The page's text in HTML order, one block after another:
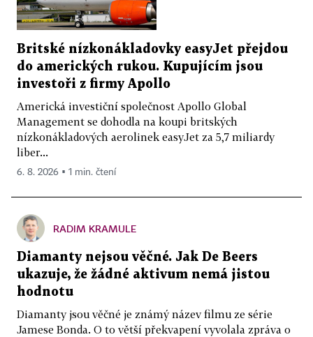
Britské nízkonákladovky easyJet přejdou
do amerických rukou. Kupujícím jsou
investoři z firmy Apollo
Americká investiční společnost Apollo Global
Management se dohodla na koupi britských
nízkonákladových aerolinek easyJet za 5,7 miliardy
liber...
6. 8. 2026 ▪ 1 min. čtení
RADIM KRAMULE
Diamanty nejsou věčné. Jak De Beers
ukazuje, že žádné aktivum nemá jistou
hodnotu
Diamanty jsou věčné je známý název filmu ze série
Jamese Bonda. O to větší překvapení vyvolala zpráva o